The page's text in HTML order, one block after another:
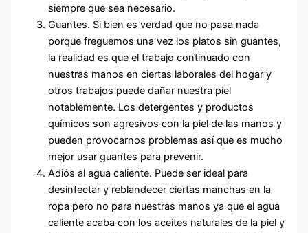
siempre que sea necesario.
Guantes. Si bien es verdad que no pasa nada
porque freguemos una vez los platos sin guantes,
la realidad es que el trabajo continuado con
nuestras manos en ciertas laborales del hogar y
otros trabajos puede dañar nuestra piel
notablemente. Los detergentes y productos
químicos son agresivos con la piel de las manos y
pueden provocarnos problemas así que es mucho
mejor usar guantes para prevenir.
Adiós al agua caliente. Puede ser ideal para
desinfectar y reblandecer ciertas manchas en la
ropa pero no para nuestras manos ya que el agua
caliente acaba con los aceites naturales de la piel y